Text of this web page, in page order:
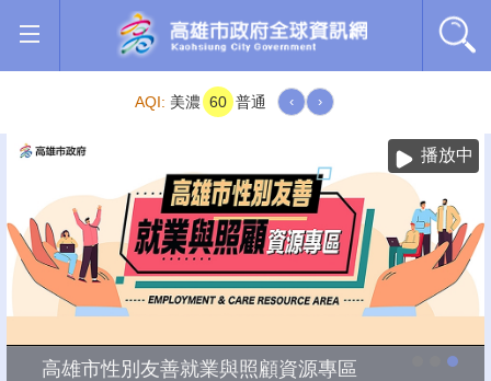
跳到主要內容區塊
AQI: 美濃 60 普通 ‹ ›
播放中
高雄市性別友善就業與照顧資源專區